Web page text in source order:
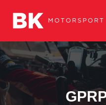
para
o
conteúdo